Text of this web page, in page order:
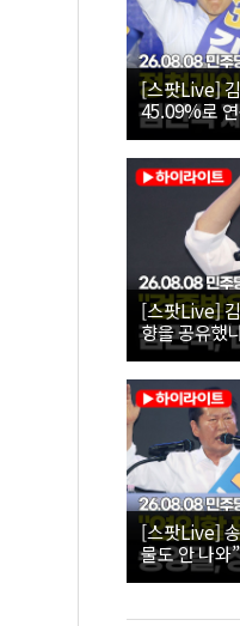
[스팟Live]
45.09%로
26.08.08 더
보 인천 합동
[스팟Live]
향을 공유했
26.08.08 더
보 인천 합동
[스팟Live]
물도 안 나와
26.08.08 더